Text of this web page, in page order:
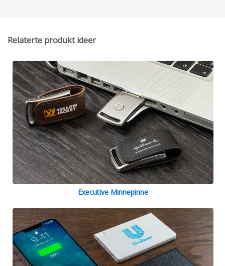
Relaterte produkt ideer
Executive Minnepinne